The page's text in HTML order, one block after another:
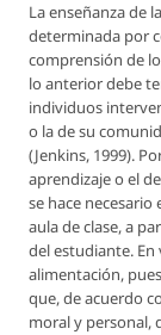
La enseñanza de
determinada por
comprensión de
lo anterior debe
individuos
o la de su
(Jenkins, 1999).
aprendizaje o el
se hace
aula de clase, a
del estudiante.
alimentación,
que, de acuerdo
moral y personal,